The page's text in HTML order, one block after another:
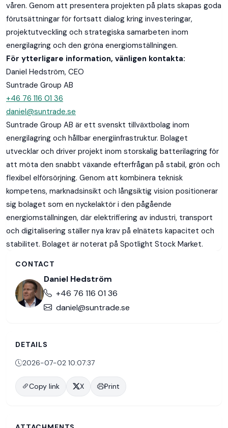
Home
Media
About
Governance
våren. Genom att presentera projekten på plats skapas goda
förutsättningar för fortsatt dialog kring investeringar,
projektutveckling och strategiska samarbeten inom
energilagring och den gröna energiomställningen.
För ytterligare information, vänligen kontakta:
Daniel Hedström, CEO
Suntrade Group AB
+46 76 116 01 36
daniel@suntrade.se
Suntrade Group AB är ett svenskt tillväxtbolag inom
energilagring och hållbar energiinfrastruktur. Bolaget
utvecklar och driver projekt inom storskalig batterilagring för
att möta den snabbt växande efterfrågan på stabil, grön och
flexibel elförsörjning. Genom att kombinera teknisk
kompetens, marknadsinsikt och långsiktig vision positionerar
sig bolaget som en nyckelaktör i den pågående
energiomställningen, där elektrifiering av industri, transport
och digitalisering ställer nya krav på elnätets kapacitet och
stabilitet. Bolaget är noterat på Spotlight Stock Market.
CONTACT
Daniel Hedström
+46 76 116 01 36
daniel@suntrade.se
DETAILS
2026-07-02 10:07:37
Copy link X Print